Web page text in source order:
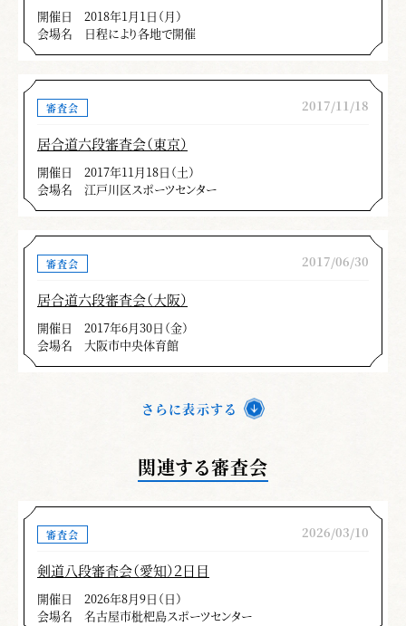
＊この記事は、月刊「剣窓」2018年９月号の記事を再掲
載しています。
開催日
2018年1月1日（月）
会場名
日程により各地で開催
審査会 2017/11/18
居合道六段審査会（東京）
開催日
2017年11月18日（土）
会場名
江戸川区スポーツセンター
審査会 2017/06/30
居合道六段審査会（大阪）
開催日
2017年6月30日（金）
会場名
大阪市中央体育館
さらに表示する
関連する審査会
審査会 2026/03/10
剣道八段審査会（愛知）２日目
開催日
2026年8月9日（日）
会場名
名古屋市枇杷島スポーツセンター